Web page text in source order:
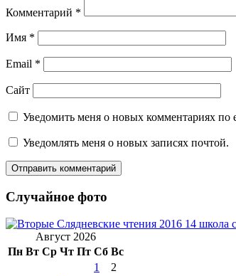
Комментарий *
Имя *
Email *
Сайт
Уведомить меня о новых комментариях по
Уведомлять меня о новых записях почтой.
Случайное фото
Август 2026
Пн Вт Ср Чт Пт Сб Вс
1
2